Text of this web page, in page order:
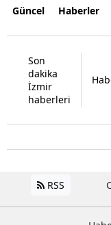
Güncel Haberler
Son
dakika
İzmir
haberleri
RSS